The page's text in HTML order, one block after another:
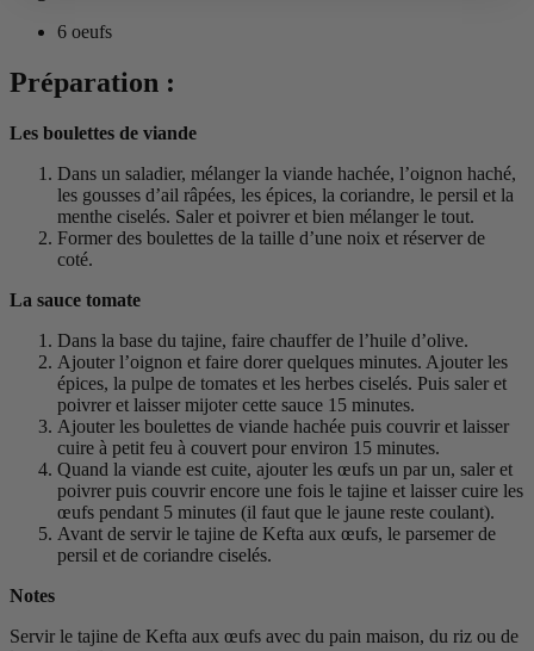
6 oeufs
Préparation :
Les boulettes de viande
Dans un saladier, mélanger la viande hachée, l’oignon haché,
les gousses d’ail râpées, les épices, la coriandre, le persil et la
menthe ciselés. Saler et poivrer et bien mélanger le tout.
Former des boulettes de la taille d’une noix et réserver de
coté.
La sauce tomate
Dans la base du tajine, faire chauffer de l’huile d’olive.
Ajouter l’oignon et faire dorer quelques minutes. Ajouter les
épices, la pulpe de tomates et les herbes ciselés. Puis saler et
poivrer et laisser mijoter cette sauce 15 minutes.
Ajouter les boulettes de viande hachée puis couvrir et laisser
cuire à petit feu à couvert pour environ 15 minutes.
Quand la viande est cuite, ajouter les œufs un par un, saler et
poivrer puis couvrir encore une fois le tajine et laisser cuire les
œufs pendant 5 minutes (il faut que le jaune reste coulant).
Avant de servir le tajine de Kefta aux œufs, le parsemer de
persil et de coriandre ciselés.
Notes
Servir le tajine de Kefta aux œufs avec du pain maison, du riz ou de